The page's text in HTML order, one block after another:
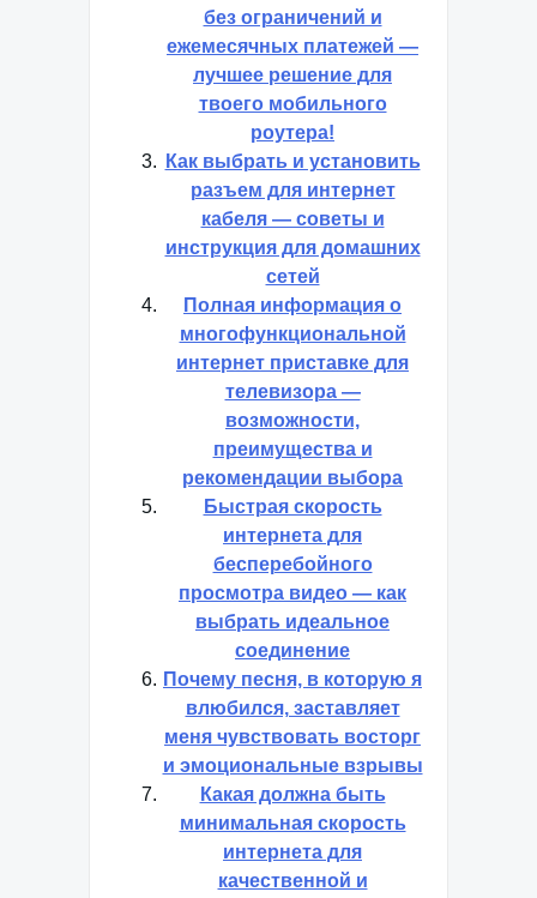
без ограничений и
ежемесячных платежей —
лучшее решение для
твоего мобильного
роутера!
Как выбрать и установить
разъем для интернет
кабеля — советы и
инструкция для домашних
сетей
Полная информация о
многофункциональной
интернет приставке для
телевизора —
возможности,
преимущества и
рекомендации выбора
Быстрая скорость
интернета для
бесперебойного
просмотра видео — как
выбрать идеальное
соединение
Почему песня, в которую я
влюбился, заставляет
меня чувствовать восторг
и эмоциональные взрывы
Какая должна быть
минимальная скорость
интернета для
качественной и